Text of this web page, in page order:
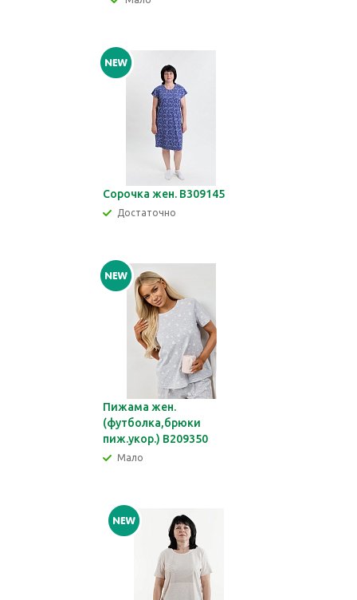
Сорочка жен. В309145
Достаточно
Пижама жен.
(футболка,брюки
пиж.укор.) В209350
Мало